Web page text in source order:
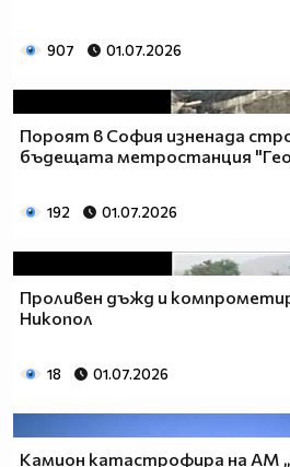
907 01.07.2026
Пороят в София изненада
бъдещата метростанция
192 01.07.2026
Проливен дъжд и
Никопол
18 01.07.2026
Камион катастрофира на АМ